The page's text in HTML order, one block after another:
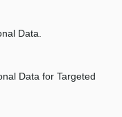
Data.
Data for Targeted